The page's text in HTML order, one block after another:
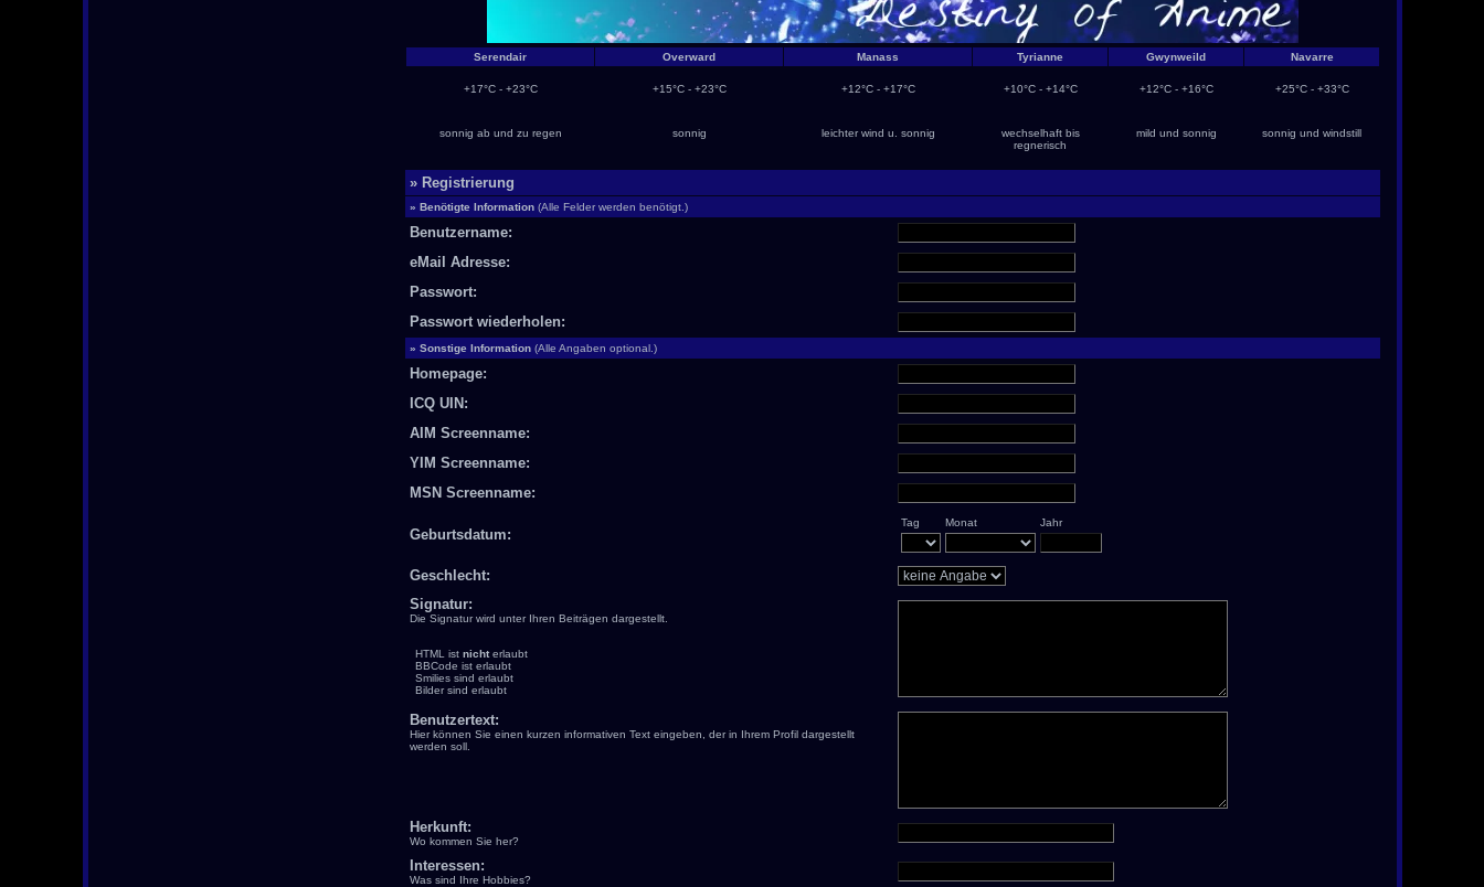
Serendair Overward Manass Tyrianne Gwynweild Navarre
+17°C - +23°C +15°C - +23°C +12°C - +17°C +10°C - +14°C +12°C - +16°C +25°C - +33°C
sonnig ab und zu regen sonnig leichter wind u. sonnig
wechselhaft bis
regnerisch
mild und sonnig sonnig und windstill
» Registrierung
» Benötigte Information (Alle Felder werden benötigt.)
Benutzername:
eMail Adresse:
Passwort:
Passwort wiederholen:
» Sonstige Information (Alle Angaben optional.)
Homepage:
ICQ UIN:
AIM Screenname:
YIM Screenname:
MSN Screenname:
Geburtsdatum:
Tag Monat Jahr
Geschlecht:
Signatur:
Die Signatur wird unter Ihren Beiträgen dargestellt.
HTML ist nichterlaubt
BBCode ist erlaubt
Smilies sind erlaubt
Bilder sind erlaubt
Benutzertext:
Hier können Sie einen kurzen informativen Text eingeben, der in Ihrem Profil dargestellt
werden soll.
Herkunft:
Wo kommen Sie her?
Interessen:
Was sind Ihre Hobbies?